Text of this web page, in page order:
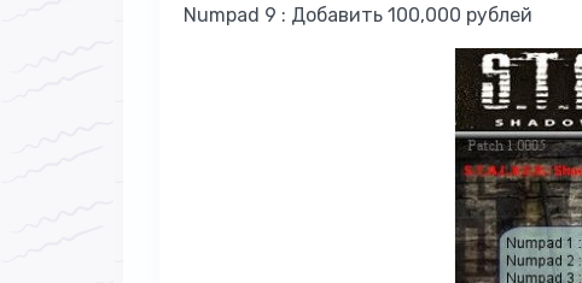
Numpad 9 : Добавить 100,000 рублей